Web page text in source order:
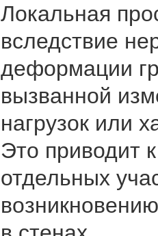
Локальная
вследствие
деформации
вызванной
нагрузок или
Это приводит
отдельных